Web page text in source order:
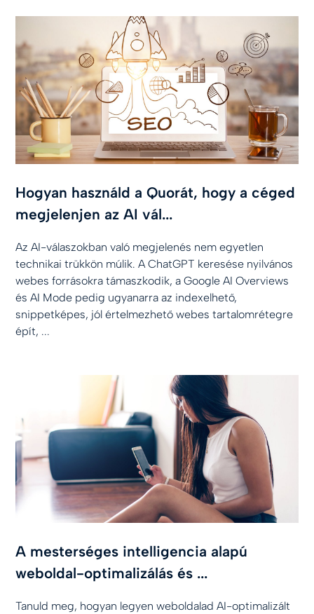
Hogyan használd a Quorát, hogy a céged
megjelenjen az AI vál...
Az AI-válaszokban való megjelenés nem egyetlen
technikai trükkön múlik. A ChatGPT keresése nyilvános
webes forrásokra támaszkodik, a Google AI Overviews
és AI Mode pedig ugyanarra az indexelhető,
snippetképes, jól értelmezhető webes tartalomrétegre
épít, ...
A mesterséges intelligencia alapú
weboldal-optimalizálás és ...
Tanuld meg, hogyan legyen weboldalad AI-optimalizált